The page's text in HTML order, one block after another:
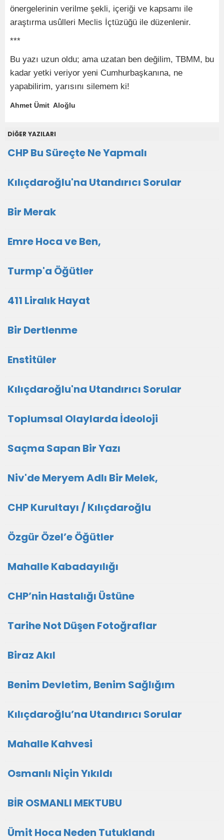
önergelerinin verilme şekli, içeriği ve kapsamı ile
araştırma usûlleri Meclis İçtüzüğü ile düzenlenir.
***
Bu yazı uzun oldu; ama uzatan ben değilim, TBMM, bu
kadar yetki veriyor yeni Cumhurbaşkanına, ne
yapabilirim, yarısını silemem ki!
Ahmet Ümit Aloğlu
DİĞER YAZILARI
CHP Bu Süreçte Ne Yapmalı
Kılıçdaroğlu'na Utandırıcı Sorular
Bir Merak
Emre Hoca ve Ben,
Turmp'a Öğütler
411 Liralık Hayat
Bir Dertlenme
Enstitüler
Kılıçdaroğlu'na Utandırıcı Sorular
Toplumsal Olaylarda İdeoloji
Saçma Sapan Bir Yazı
Niv'de Meryem Adlı Bir Melek,
CHP Kurultayı / Kılıçdaroğlu
Özgür Özel’e Öğütler
Mahalle Kabadayılığı
CHP’nin Hastalığı Üstüne
Tarihe Not Düşen Fotoğraflar
Biraz Akıl
Benim Devletim, Benim Sağlığım
Kılıçdaroğlu’na Utandırıcı Sorular
Mahalle Kahvesi
Osmanlı Niçin Yıkıldı
BİR OSMANLI MEKTUBU
Ümit Hoca Neden Tutuklandı